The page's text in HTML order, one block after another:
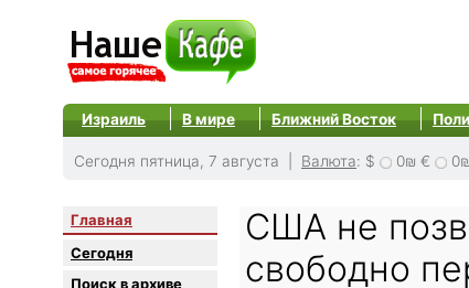
Израиль В мире Ближний Восток
Сегодня пятница, 7 августа | Валюта: $ 0₪ € 0₪
Главная
Сегодня
Поиск в архиве
США не
свободно